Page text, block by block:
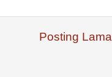
Posting Lama